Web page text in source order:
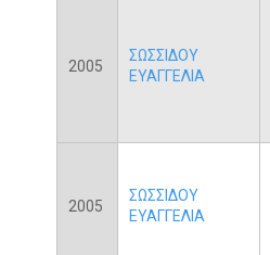
2005
ΣΩΣΣΙΔΟΥ
ΕΥΑΓΓΕΛΙΑ
2005
ΣΩΣΣΙΔΟΥ
ΕΥΑΓΓΕΛΙΑ